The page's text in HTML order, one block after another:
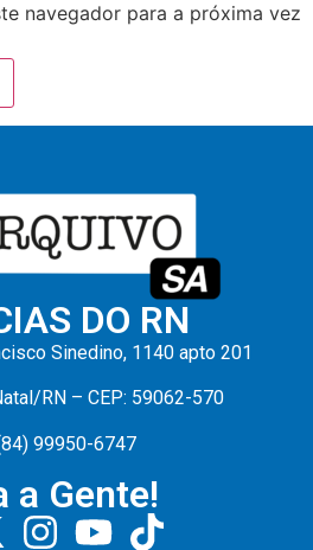
navegador para a próxima vez
DO RN
Sinedino, 1140 apto 201
RN – CEP: 59062-570
99950-6747
a Gente!